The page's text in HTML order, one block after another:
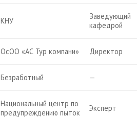
КНУ
Заведующий
кафедрой
ОсОО «АС Тур компани» Директор
Безработный —
Национальный центр по
предупреждению пыток
Эксперт